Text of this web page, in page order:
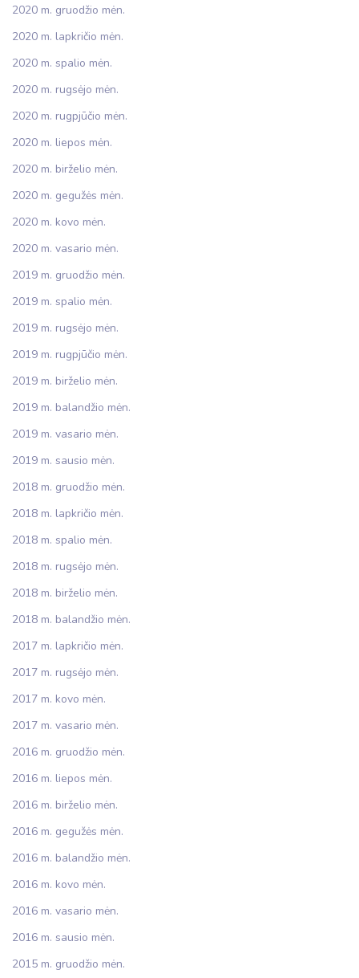
2020 m. gruodžio mėn.
2020 m. lapkričio mėn.
2020 m. spalio mėn.
2020 m. rugsėjo mėn.
2020 m. rugpjūčio mėn.
2020 m. liepos mėn.
2020 m. birželio mėn.
2020 m. gegužės mėn.
2020 m. kovo mėn.
2020 m. vasario mėn.
2019 m. gruodžio mėn.
2019 m. spalio mėn.
2019 m. rugsėjo mėn.
2019 m. rugpjūčio mėn.
2019 m. birželio mėn.
2019 m. balandžio mėn.
2019 m. vasario mėn.
2019 m. sausio mėn.
2018 m. gruodžio mėn.
2018 m. lapkričio mėn.
2018 m. spalio mėn.
2018 m. rugsėjo mėn.
2018 m. birželio mėn.
2018 m. balandžio mėn.
2017 m. lapkričio mėn.
2017 m. rugsėjo mėn.
2017 m. kovo mėn.
2017 m. vasario mėn.
2016 m. gruodžio mėn.
2016 m. liepos mėn.
2016 m. birželio mėn.
2016 m. gegužės mėn.
2016 m. balandžio mėn.
2016 m. kovo mėn.
2016 m. vasario mėn.
2016 m. sausio mėn.
2015 m. gruodžio mėn.